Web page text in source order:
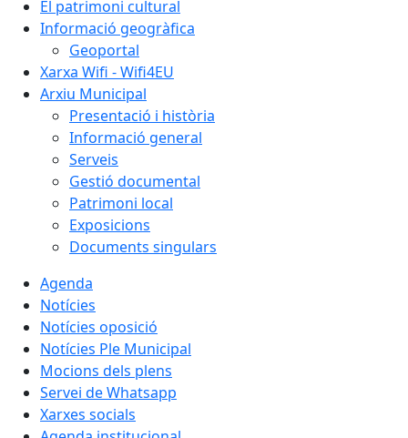
El patrimoni cultural
Informació geogràfica
Geoportal
Xarxa Wifi - Wifi4EU
Arxiu Municipal
Presentació i història
Informació general
Serveis
Gestió documental
Patrimoni local
Exposicions
Documents singulars
Agenda
Notícies
Notícies oposició
Notícies Ple Municipal
Mocions dels plens
Servei de Whatsapp
Xarxes socials